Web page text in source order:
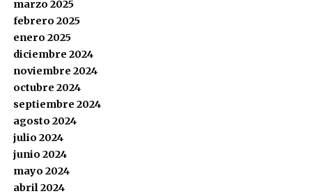
marzo 2025
febrero 2025
enero 2025
diciembre 2024
noviembre 2024
octubre 2024
septiembre 2024
agosto 2024
julio 2024
junio 2024
mayo 2024
abril 2024